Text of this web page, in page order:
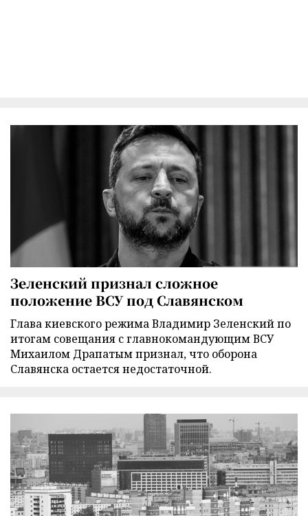
Зеленский признал сложное
положение ВСУ под Славянском
Глава киевского режима Владимир Зеленский по
итогам совещания с главнокомандующим ВСУ
Михаилом Драпатым признал, что оборона
Славянска остается недостаточной.